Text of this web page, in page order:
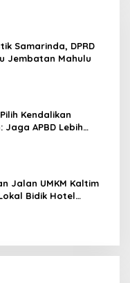
Samarinda, DPRD
Jembatan Mahulu
Kendalikan
Jaga APBD Lebih
Jalan UMKM Kaltim
Bidik Hotel